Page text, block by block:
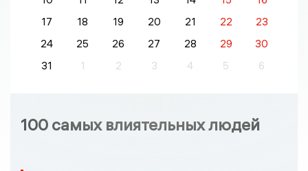
17
18 19 20 21 22
23
24
25 26 27 28 29
30
31
1 2 3 4 5 6
100 самых влиятельных людей